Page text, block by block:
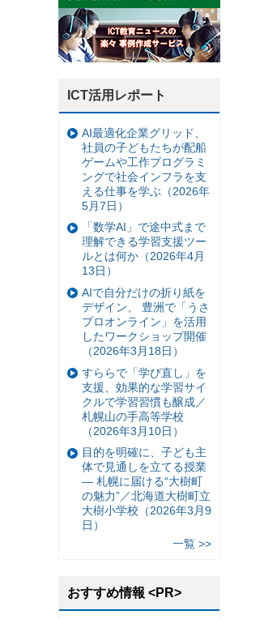
ICT活用レポート
AI最適化企業グリッド、
社員の子どもたちが配船
ゲームや工作プログラミ
ングで社会インフラを支
える仕事を学ぶ（2026年
5月7日）
「数学AI」で途中式まで
理解できる学習支援ツー
ルとは何か（2026年4月
13日）
AIで自分だけの折り紙を
デザイン、 豊洲で「うさ
プロオンライン」を活用
したワークショップ開催
（2026年3月18日）
すららで「学び直し」を
支援、効果的な学習サイ
クルで学習習慣も醸成／
札幌山の手高等学校
（2026年3月10日）
目的を明確に、子ども主
体で見通しを立てる授業
— 札幌に届ける“大樹町
の魅力”／北海道大樹町立
大樹小学校（2026年3月9
日）
一覧 >>
おすすめ情報 <PR>